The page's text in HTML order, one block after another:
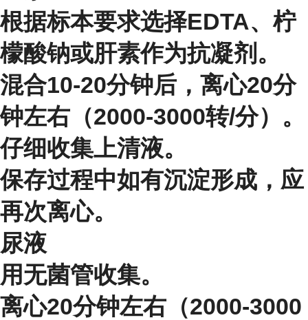
根据标本要求选择EDTA、柠
檬酸钠或肝素作为抗凝剂。
混合10-20分钟后，离心20分
钟左右（2000-3000转/分）。
仔细收集上清液。
保存过程中如有沉淀形成，应
再次离心。
尿液
用无菌管收集。
离心20分钟左右（2000-3000